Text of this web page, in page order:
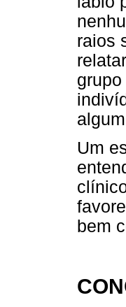
raios
Um
bem